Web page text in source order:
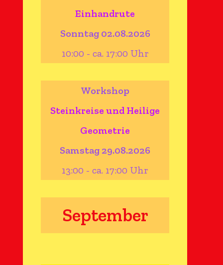
Einhandrute
Sonntag 02.08.2026
10:00 - ca. 17:00 Uhr
Workshop
Steinkreise und Heilige
Geometrie
Samstag 29.08.2026
13:00 - ca. 17:00 Uhr
September